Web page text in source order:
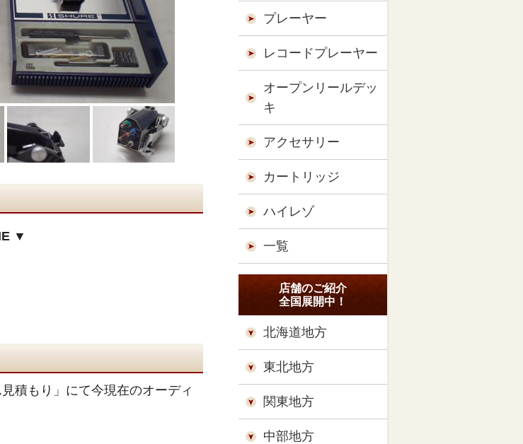
▼
積もり」にて今現在のオーディ
プレーヤー
レコードプレーヤー
オープンリールデッ
キ
アクセサリー
カートリッジ
ハイレゾ
一覧
店舗のご紹介
全国展開中！
北海道地方
東北地方
関東地方
中部地方